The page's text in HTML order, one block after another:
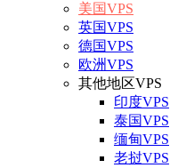
美国VPS
英国VPS
德国VPS
欧洲VPS
其他地区VPS
印度VPS
泰国VPS
缅甸VPS
老挝VPS